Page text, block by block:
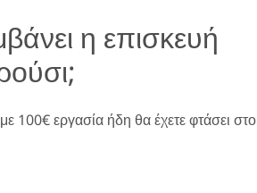
η επισκευή
100€ εργασία ήδη θα έχετε φτάσει στο